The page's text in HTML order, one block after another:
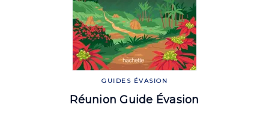
GUIDES ÉVASION
Réunion Guide Évasion